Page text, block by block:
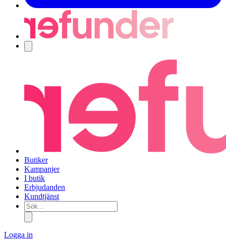
Butiker
Kampanjer
I butik
Erbjudanden
Kundtjänst
Sök...
Logga in